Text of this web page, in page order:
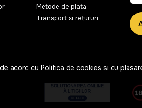
acord cu Politica de cookies si cu
Metode de plata
Transport si retururi